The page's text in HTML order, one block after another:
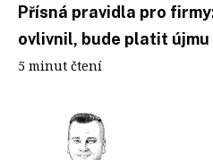
Přísná pravidla pro
ovlivnil, bude platit újmu
5 minut čtení